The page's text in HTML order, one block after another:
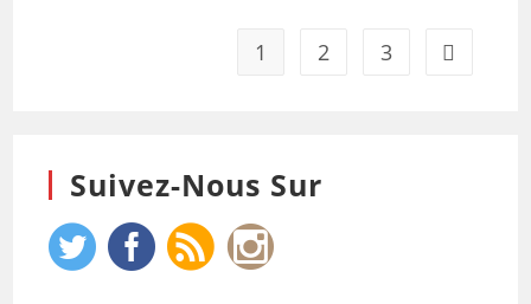
1 2 3
Suivez-Nous Sur